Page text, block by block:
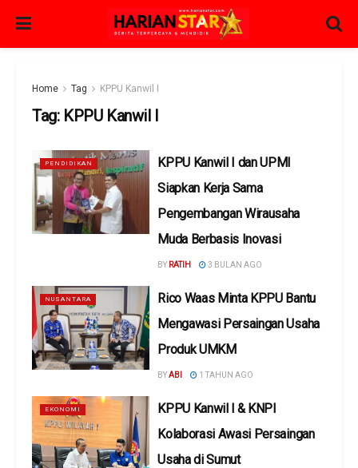
Home Tag KPPU Kanwil I
Tag: KPPU Kanwil I
PENDIDIKAN
KPPU Kanwil I dan UPMI
Siapkan Kerja Sama
Pengembangan Wirausaha
Muda Berbasis Inovasi
BY RATIH 3 BULAN AGO
NUSANTARA
Rico Waas Minta KPPU Bantu
Mengawasi Persaingan Usaha
Produk UMKM
BYABI 1 TAHUN AGO
EKONOMI
KPPU Kanwil l & KNPI
Kolaborasi Awasi Persaingan
Usaha di Sumut